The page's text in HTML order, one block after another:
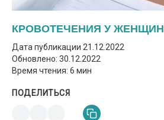
КРОВОТЕЧЕНИЯ У ЖЕНЩИН
Дата публикации 21.12.2022
Обновлено: 30.12.2022
Время чтения: 6 мин
ПОДЕЛИТЬСЯ